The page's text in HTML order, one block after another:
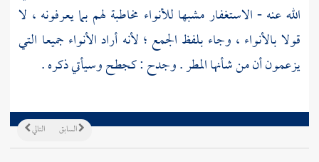
الله عنه - الاستغفار مشبها للأنواء مخاطبة لهم بما يعرفونه ، لا
قولا بالأنواء ، وجاء بلفظ الجمع ؛ لأنه أراد الأنواء جميعا التي
يزعمون أن من شأنها المطر . وجدح : كجطح وسيأتي ذكره .
التالي السابق